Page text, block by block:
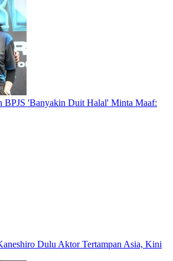
BPJS 'Banyakin Duit Halal' Minta Maaf:
Dulu Aktor Tertampan Asia, Kini